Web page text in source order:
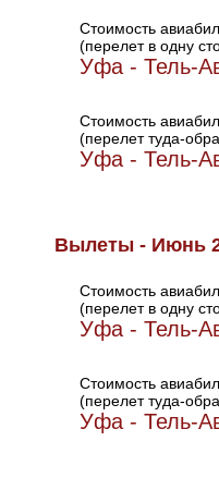
Стоимость
(перелет в одну
Уфа - Тель-
Стоимость
(перелет туда-
Уфа - Тель-
Вылеты - Июнь
Стоимость
(перелет в одну
Уфа - Тель-
Стоимость
(перелет туда-
Уфа - Тель-